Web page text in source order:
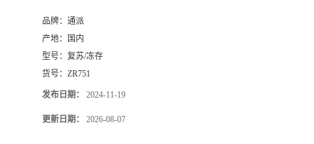
品牌： 通派
产地：
国内
型号： 复苏/冻存
货号： ZR751
发布日期： 2024-11-19
更新日期： 2026-08-07